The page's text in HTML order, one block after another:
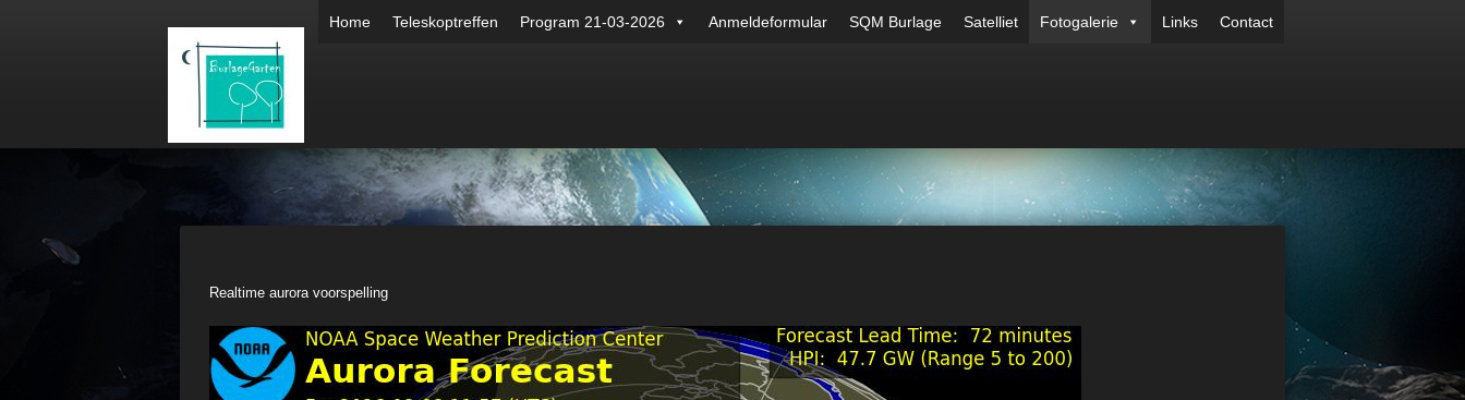
Home Teleskoptreffen Program 21-03-2026 Anmeldeformular SQM Burlage Satelliet Fotogalerie Links Contact
Realtime aurora voorspelling